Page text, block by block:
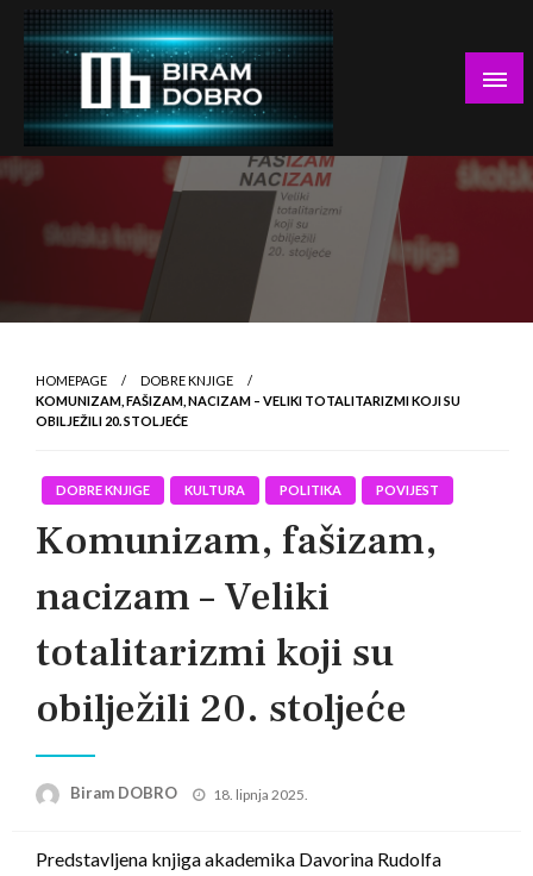
Skip
content
Biram DOBRO
… jer BUDUĆNOST nema drugo IME!
HOMEPAGE
DOBRE KNJIGE
KOMUNIZAM, FAŠIZAM, NACIZAM – VELIKI TOTALITARIZMI KOJI SU
OBILJEŽILI 20. STOLJEĆE
DOBRE KNJIGE KULTURA POLITIKA POVIJEST
Komunizam, fašizam,
nacizam – Veliki
totalitarizmi koji su
obilježili 20. stoljeće
Biram DOBRO
Posted
18. lipnja 2025.
Predstavljena knjiga akademika Davorina Rudolfa